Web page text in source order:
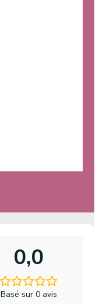
0,0
Basé sur 0 avis